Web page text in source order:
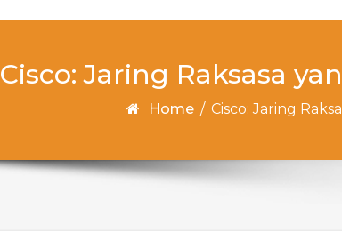
Cisco: Jaring Raksasa
Home / Cisco: Jaring